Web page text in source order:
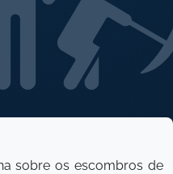
sobre os escombros de